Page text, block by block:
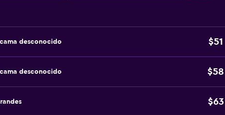
desconocido $51
desconocido $58
$63